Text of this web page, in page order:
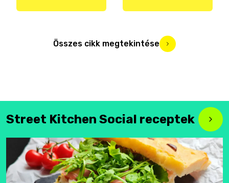
Összes cikk megtekintése
Street Kitchen Social receptek